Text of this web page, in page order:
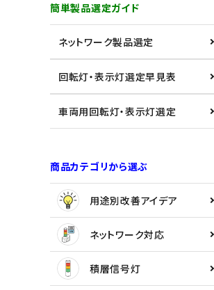
ACCOUNT MENU
person
用途別改善アイデア
積層信号灯
回転灯
流線型
表示灯
簡単製品選定ガイド
ネットワーク製品選定
回転灯・表示灯選定早見表
車両用回転灯・表示灯選定
商品カテゴリから選ぶ
用途別改善アイデア
ネットワーク対応
積層信号灯